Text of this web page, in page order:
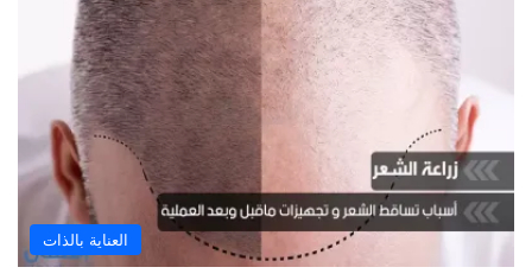
العناية بالذات